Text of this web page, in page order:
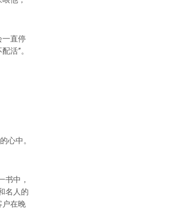
一直停
活”。
心中。
书中，
名人的
户在晚